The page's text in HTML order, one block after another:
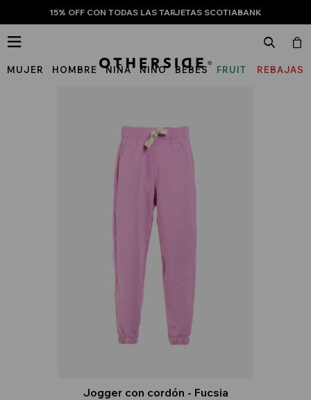
15% OFF CON TODAS LAS TARJETAS SCOTIABANK
MUJER HOMBRE NIÑA NIÑO BEBÉS
FRUIT
REBAJAS

Jogger con cordón - Fucsia